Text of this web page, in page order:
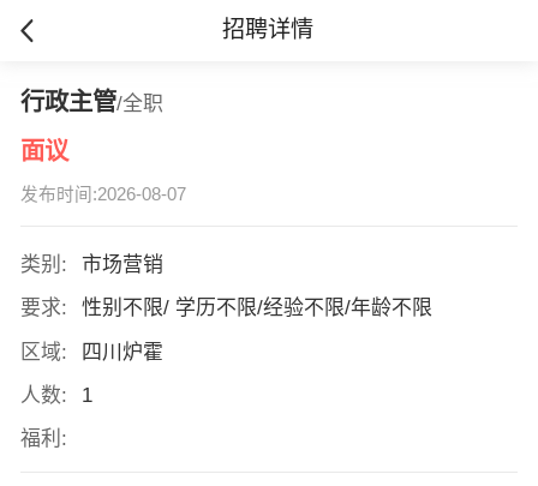
招聘详情
行政主管/全职
面议
发布时间:2026-08-07
类别:
市场营销
要求:
性别不限/ 学历不限/经验不限/年龄不限
区域:
四川炉霍
人数:
1
福利: